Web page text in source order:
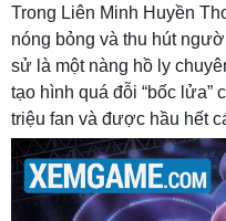
Trong Liên Minh Huyền
nóng bỏng và thu hút
sử là một nàng hồ ly
tạo hình quá đỗi “bốc lửa”
triệu fan và được hầu hết